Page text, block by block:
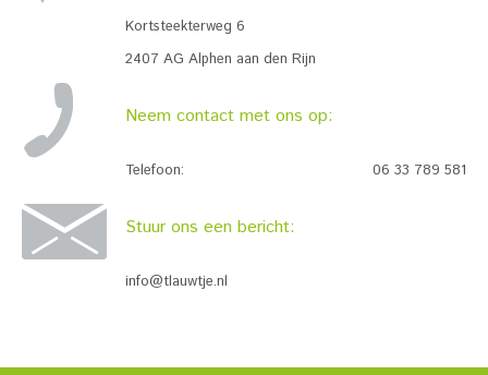
Kortsteekterweg 6
2407 AG Alphen aan den Rijn
Neem contact met ons op:
06 33 789 581
Telefoon:
Stuur ons een bericht:
info@tlauwtje.nl